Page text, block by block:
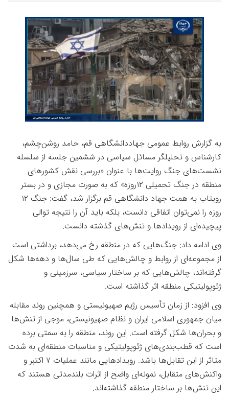
به گزارش روابط عمومی جهاددانشگاهی قم، حامد روشن‌چشم،
کارشناس و تحلیلگر مسائل سیاسی در ششمین جلسه از سلسله
نشست‌های جنگ روایت‌ها با عنوان «بررسی نقش کشورهای
منطقه در جنگ تحمیلی ۱۲روزه» که به صورت مجازی و در بستر
رویتاب به همت جهاد دانشگاهی قم برگزار شد، گفت: جنگ ۱۲
روزه را نمی‌توان اتفاقی دانست، بلکه باید آن را نتیجه توالی
پیچیده‌ای از رویدادها و تنش‌های گذشته دانست.
وی ادامه داد: جنگ‌هایی که در منطقه رخ می‌دهد، برداشتی است
از مجموعه‌ای از روابط و چالش‌هایی که طی سال‌ها و دهه‌ها شکل
گرفته‌اند، چالش‌هایی که بر ساختار سیاسی، سرزمینی و
ژئوپولیتیکی منطقه اثر گذاشته است.
وی افزود: از زمان تأسیس رژیم صهیونیستی و همچنین روند مقابله
میان جمهوری اسلامی ایران و نظام صهیونیستی، موجی از تنش‌ها
و بحران‌ها شکل گرفته است. این روند، منطقه را به سمتی برده
است که قطب‌بندی‌های ژئوپولیتیکی و مناسبات منطقه‌ای به شدت
متاثر از این تقابل‌ها باشد. رویدادهایی مانند عملیات ۷ اکتبر و
واکنش‌های متقابل، نمونه‌ای واضح از اثرات بلندمدتی هستند که
این تنش‌ها بر ساختار منطقه گذاشته‌اند.